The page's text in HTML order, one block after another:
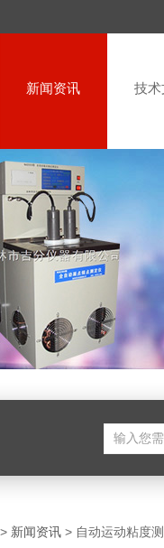
新闻资讯 技
> 新闻资讯 > 自动运动粘度测